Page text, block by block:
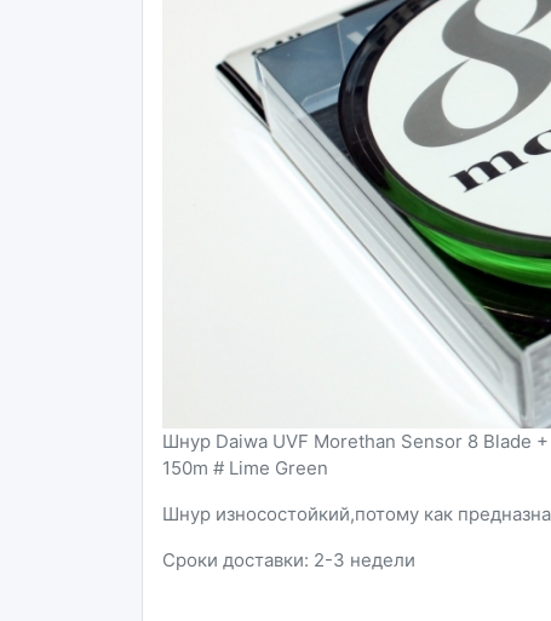
Шнур Daiwa UVF Morethan Sensor 8 Blade
150m # Lime Green
Шнур износостойкий,потому как
Сроки доставки: 2-3 недели